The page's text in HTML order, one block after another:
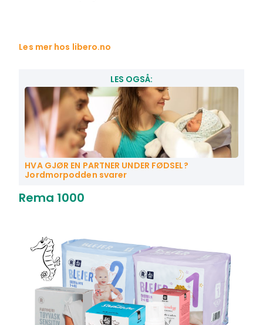
Les mer hos libero.no
LES OGSÅ:
HVA GJØR EN PARTNER UNDER FØDSEL?
Jordmorpodden svarer
Rema 1000